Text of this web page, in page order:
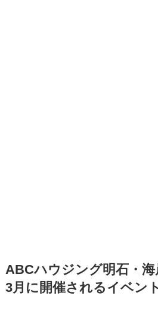
ABCハウジング明石・
3月に開催されるイベント